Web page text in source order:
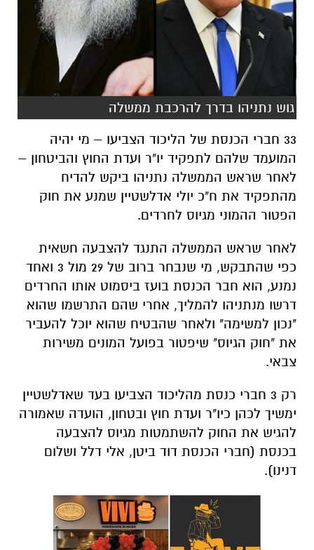
גוש נתניהו בדרך להרכבת ממשלה
33 חברי הכנסת של הליכוד הצביעו – מי יהיה
המועמד שלהם לתפקיד יו"ר ועדת החוץ והביטחון –
לאחר שראש הממשלה נתניהו ביקש להדיח
מהתפקיד את ח"כ יולי אדלשטיין שמנע את חוק
הפטור ההמוני מגיוס לחרדים.
לאחר שראש הממשלה התנגד להצבעה חשאית
כפי שהתבקש, מי שנבחר ברוב של 29 מול 3 ואחד
נמנע, הוא חבר הכנסת בועז ביסמוט אותו החרדים
דרשו מנתניהו להמליך, אחרי שהם התרשמו שהוא
"נכון למשימה" ולאחר שהבטיח שהוא יוכל להעביר
את "חוק הגיוס" שיפטור בפועל המונים משירות
צבאי.
רק 3 חברי כנסת מהליכוד הצביעו בעד שאדלשטיין
ימשיך לכהן כיו"ר ועדת חוץ ובטחון, הועדה שאמורה
להגיש את החוק להשתמטות מגיוס להצבעה
בכנסת (חברי הכנסת דוד ביטן, אלי דלל ושלום
דנינו).